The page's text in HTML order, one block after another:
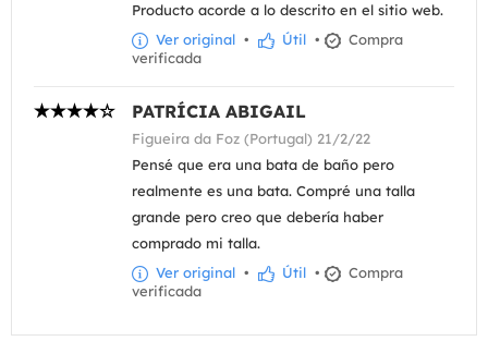
Producto acorde a lo descrito en el sitio web.
Ver original • Útil •
Compra
verificada
PATRÍCIA ABIGAIL
Figueira da Foz (Portugal) 21/2/22
Pensé que era una bata de baño pero
realmente es una bata. Compré una talla
grande pero creo que debería haber
comprado mi talla.
Ver original • Útil •
Compra
verificada